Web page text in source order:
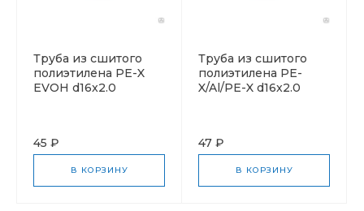
Труба из сшитого
полиэтилена PE-X
EVOH d16x2.0
45 ₽
В КОРЗИНУ
Труба из сшитого
полиэтилена PE-
X/Al/PE-X d16x2.0
47 ₽
В КОРЗИНУ